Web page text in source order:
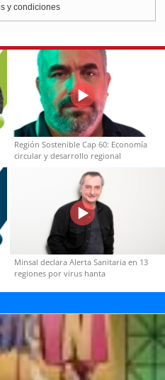
y condiciones
Región Sostenible Cap 60: Economía
circular y desarrollo regional
Minsal declara Alerta Sanitaria en 13
regiones por virus hanta